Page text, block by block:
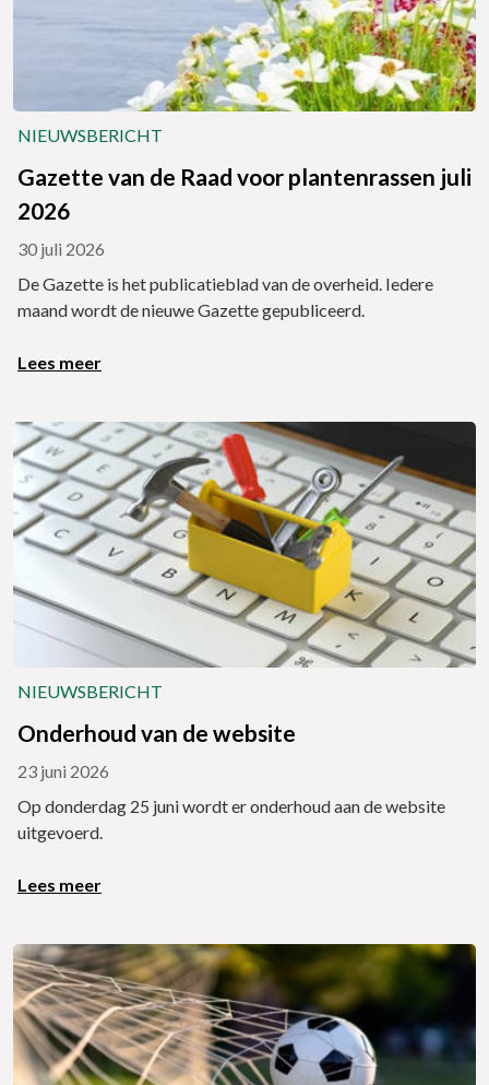
NIEUWSBERICHT
Gazette van de Raad voor plantenrassen juli
2026
30 juli 2026
De Gazette is het publicatieblad van de overheid. Iedere
maand wordt de nieuwe Gazette gepubliceerd.
Lees meer
NIEUWSBERICHT
Onderhoud van de website
23 juni 2026
Op donderdag 25 juni wordt er onderhoud aan de website
uitgevoerd.
Lees meer